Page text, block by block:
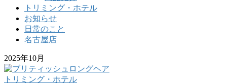
トリミング・ホテル
お知らせ
日常のこと
名古屋店
2025年10月
トリミング・ホテル